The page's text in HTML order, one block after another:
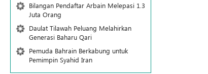
Bilangan Pendaftar Arbain Melepasi 1.3
Juta Orang
Daulat Tilawah Peluang Melahirkan
Generasi Baharu Qari
Pemuda Bahrain Berkabung untuk
Pemimpin Syahid Iran